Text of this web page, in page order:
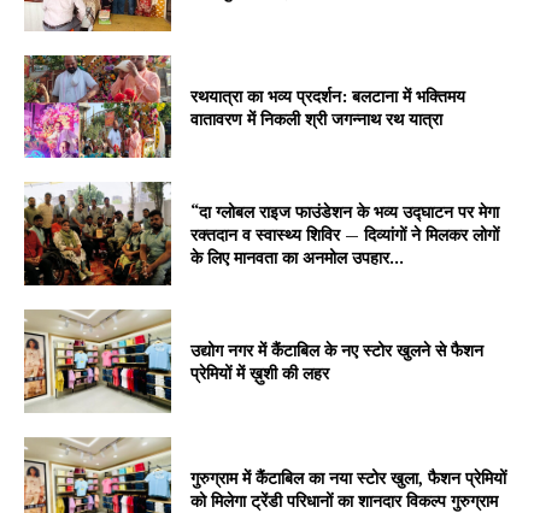
रथयात्रा का भव्य प्रदर्शन: बलटाना में भक्तिमय
वातावरण में निकली श्री जगन्नाथ रथ यात्रा
“दा ग्लोबल राइज फाउंडेशन के भव्य उद्घाटन पर मेगा
रक्तदान व स्वास्थ्य शिविर — दिव्यांगों ने मिलकर लोगों
के लिए मानवता का अनमोल उपहार...
उद्योग नगर में कैंटाबिल के नए स्टोर खुलने से फैशन
प्रेमियों में ख़ुशी की लहर
गुरुग्राम में कैंटाबिल का नया स्टोर खुला, फैशन प्रेमियों
को मिलेगा ट्रेंडी परिधानों का शानदार विकल्प गुरुग्राम